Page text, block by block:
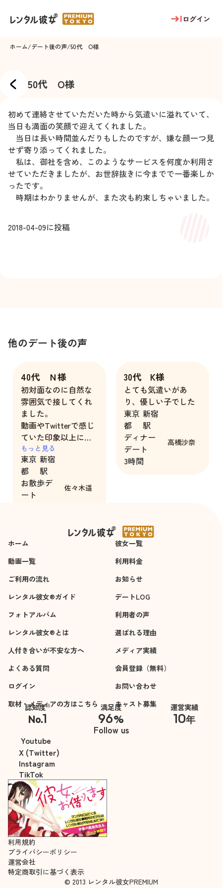
ログイン
ホーム/デート後の声/50代 O様
50代 O様
初めて連絡させていただいた時から気遣いに溢れていて、
当日も満面の笑顔で迎えてくれました。
当日は長い時間並んだりもしたのですが、嫌な顔一つ見
せず寄り添ってくれました。
私は、御社を含め、このようなサービスを何度か利用さ
せていただきましたが、お世辞抜きに今までで一番楽しか
ったです。
時期はわかりませんが、また次も約束しちゃいました。
2018-04-09に投稿
他のデート後の声
40代 Ｎ様
初対面なのに自然な
雰囲気で接してくれ
ました。
動画やTwitterで感じ
ていた印象以上に素
敵な方でした。
もっと見る
東京
都
新宿
駅
お散歩デ
ート
佐々木遥
30代 K様
とても気遣いがあ
り、優しい子でした
東京
都
新宿
駅
ディナー
デート
3時間
高橋沙奈
ホーム
彼女一覧
動画一覧
利用料金
ご利用の流れ
お知らせ
レンタル彼女®ガイド
デートLOG
フォトアルバム
利用者の声
レンタル彼女®とは
選ばれる理由
人付き合いが不安な方へ
メディア実績
よくある質問
会員登録（無料）
ログイン
お問い合わせ
取材・メディアの方はこちら
キャスト募集
認知度※
No.1
※自社調べ
満足度
96%
運営実績
10年
Follow us
Youtube
X (Twitter)
Instagram
TikTok
利用規約
プライバシーポリシー
運営会社
特定商取引に基づく表示
© 2013 レンタル彼女PREMIUM